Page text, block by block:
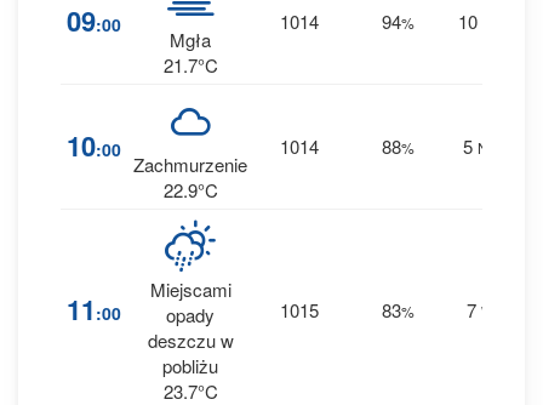
09:00
Mgła
21.7°C
1014 94% 10
10:00
Zachmurzenie
22.9°C
1014 88% 5 NE
11 :00
Miejscami
opady
deszczu w
pobliżu
23.7°C
1015 83% 7 W